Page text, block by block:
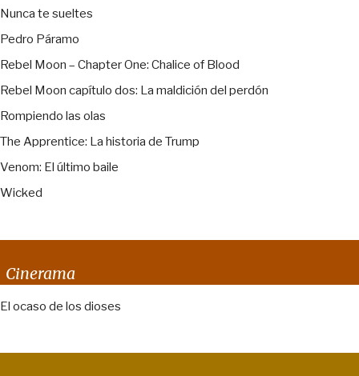
Nunca te sueltes
Pedro Páramo
Rebel Moon – Chapter One: Chalice of Blood
Rebel Moon capítulo dos: La maldición del perdón
Rompiendo las olas
The Apprentice: La historia de Trump
Venom: El último baile
Wicked
Cinerama
El ocaso de los dioses